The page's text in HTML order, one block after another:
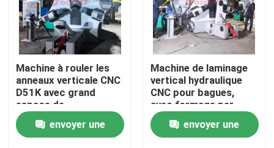
Demande de soumission
Machine à laminage à anneaux
Machine à laminer à l'anneau vertical
Machine à rouler les
anneaux verticale CNC
D51K avec grand
espace de
chargement et
compatibilité bras
robotisé pour la
envoyer une
Machine de laminage
vertical hydraulique
CNC pour bagues,
avec formage par
laminage circulaire
unique et
fonctionnement sans
envoyer une